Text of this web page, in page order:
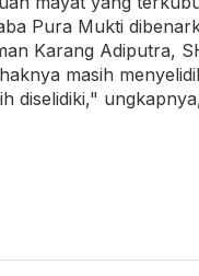
Pura Mukti
Karang Adiputra,
masih
diselidiki,"